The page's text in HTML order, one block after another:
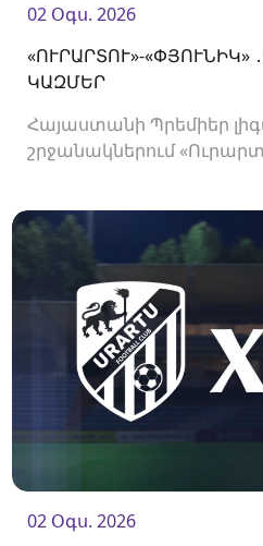
02 Օգս. 2026
«ՈՒՐԱՐՏՈՒ»-
ԿԱԶՄԵՐ
Հայաստանի Պրեմիեր
շրջանակներում
02 Օգս. 2026